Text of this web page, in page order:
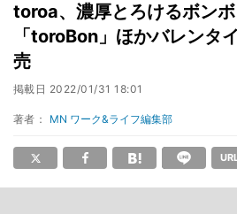
toroa、濃厚とろけるボン
「toroBon」ほかバレンタ
売
掲載日 2022/01/31 18:01
著者： MN ワーク&ライフ編集部